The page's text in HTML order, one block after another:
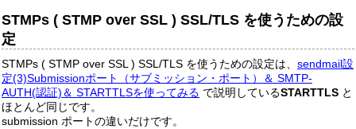
STMPs ( STMP over SSL ) SSL/TLS を使うための設
定
STMPs ( STMP over SSL ) SSL/TLS を使うための設定は、 sendmail設
定(3)Submissionポート（サブミッション・ポート）＆ SMTP-
AUTH(認証)＆ STARTTLSを使ってみる で説明しているSTARTTLS と
ほとんど同じです。
submission ポートの違いだけです。